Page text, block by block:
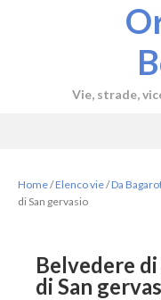
Vie, strade,
Home/Elenco vie/Da
di San gervasio
Belvedere di
di San